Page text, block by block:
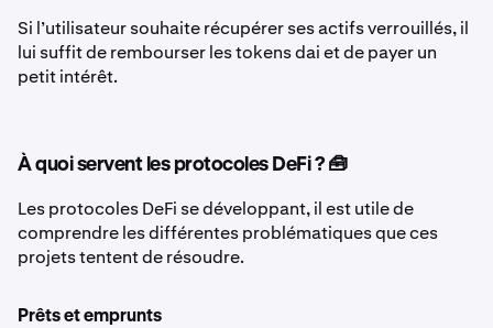
Si l’utilisateur souhaite récupérer ses actifs verrouillés, il
lui suffit de rembourser les tokens dai et de payer un
petit intérêt.
À quoi servent les protocoles DeFi ? 🧰
Les protocoles DeFi se développant, il est utile de
comprendre les différentes problématiques que ces
projets tentent de résoudre.
Prêts et emprunts